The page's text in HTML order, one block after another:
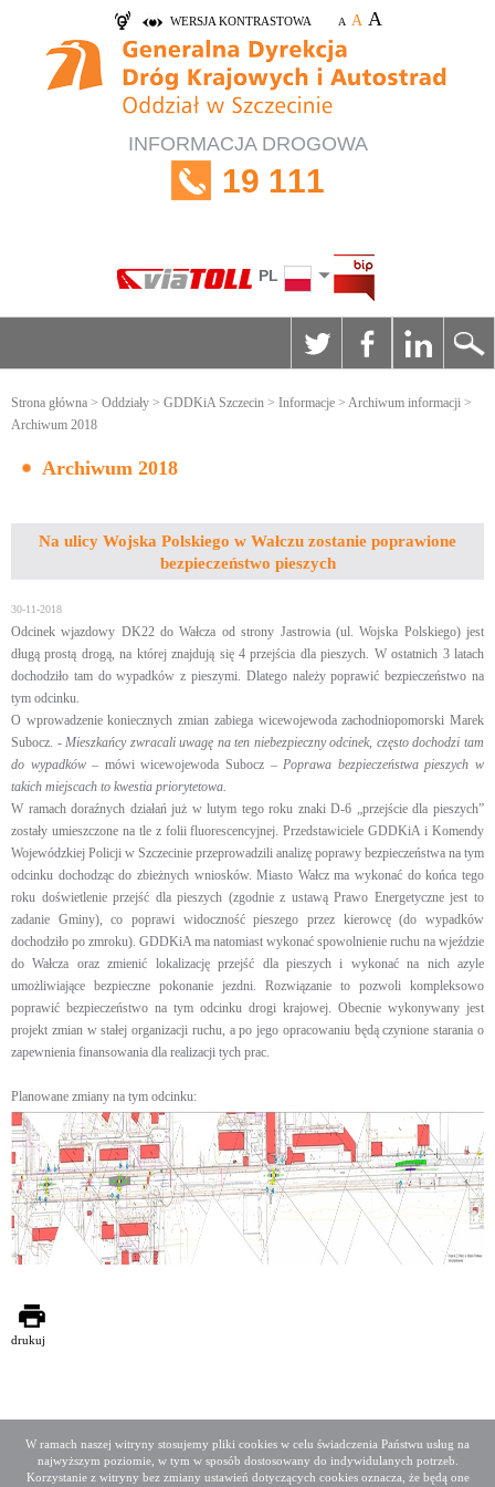
W ramach naszej witryny stosujemy pliki cookies w celu świadczenia Państwu usług na
najwyższym poziomie, w tym w sposób dostosowany do indywidulanych potrzeb.
Korzystanie z witryny bez zmiany ustawień dotyczących cookies oznacza, że będą one
WERSJA KONTRASTOWA A A A
INFORMACJA DROGOWA
19 111
PL
Strona główna > Oddziały > GDDKiA Szczecin > Informacje > Archiwum informacji >
Archiwum 2018
Archiwum 2018
Na ulicy Wojska Polskiego w Wałczu zostanie poprawione
bezpieczeństwo pieszych
30-11-2018
Odcinek wjazdowy DK22 do Wałcza od strony Jastrowia (ul. Wojska Polskiego) jest
długą prostą drogą, na której znajdują się 4 przejścia dla pieszych. W ostatnich 3 latach
dochodziło tam do wypadków z pieszymi. Dlatego należy poprawić bezpieczeństwo na
tym odcinku.
O wprowadzenie koniecznych zmian zabiega wicewojewoda zachodniopomorski Marek
Subocz. -Mieszkańcy zwracali uwagę na ten niebezpieczny odcinek, często dochodzi tam
do wypadków– mówi wicewojewoda Subocz –Poprawa bezpieczeństwa pieszych w
takich miejscach to kwestia priorytetowa.
W ramach doraźnych działań już w lutym tego roku znaki D-6 „przejście dla pieszych”
zostały umieszczone na tle z folii fluorescencyjnej. Przedstawiciele GDDKiA i Komendy
Wojewódzkiej Policji w Szczecinie przeprowadzili analizę poprawy bezpieczeństwa na tym
odcinku dochodząc do zbieżnych wniosków. Miasto Wałcz ma wykonać do końca tego
roku doświetlenie przejść dla pieszych (zgodnie z ustawą Prawo Energetyczne jest to
zadanie Gminy), co poprawi widoczność pieszego przez kierowcę (do wypadków
dochodziło po zmroku). GDDKiA ma natomiast wykonać spowolnienie ruchu na wjeździe
do Wałcza oraz zmienić lokalizację przejść dla pieszych i wykonać na nich azyle
umożliwiające bezpieczne pokonanie jezdni. Rozwiązanie to pozwoli kompleksowo
poprawić bezpieczeństwo na tym odcinku drogi krajowej. Obecnie wykonywany jest
projekt zmian w stałej organizacji ruchu, a po jego opracowaniu będą czynione starania o
zapewnienia finansowania dla realizacji tych prac.
Planowane zmiany na tym odcinku:
drukuj
Deklaracja dostępności
Mapa serwisu